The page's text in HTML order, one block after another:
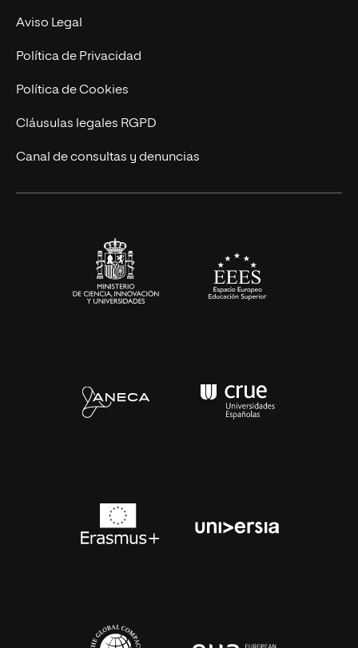
Experto Universitario
Postgrados
Cursos Universitarios
Nuestro Equipo
Trabaja en UNIR
Actualidad
UNIR Revista
Eventos
Aviso Legal
Política de Privacidad
Política de Cookies
Cláusulas legales RGPD
Canal de consultas y denuncias